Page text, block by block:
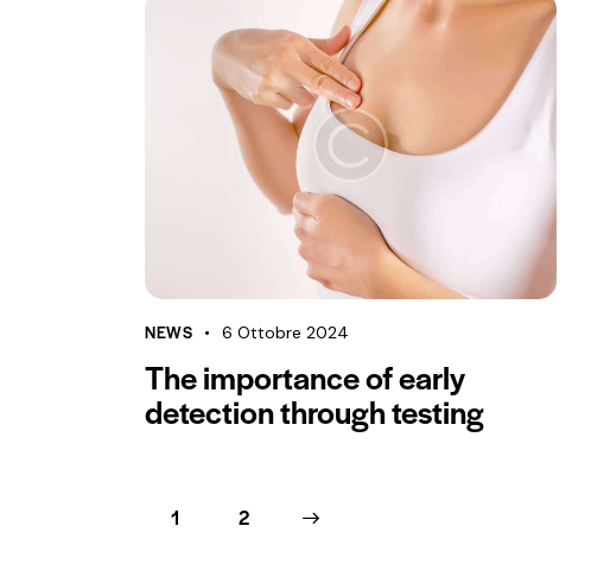
NEWS 6 Ottobre 2024
The importance of early
detection through testing
1 2